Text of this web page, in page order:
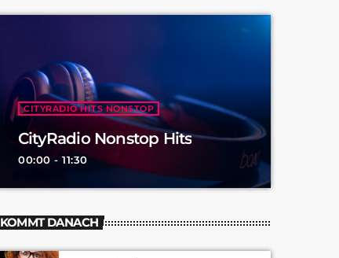
CITYRADIO HITS NONSTOP
CityRadio Nonstop Hits
00:00 - 11:30
KOMMT DANACH